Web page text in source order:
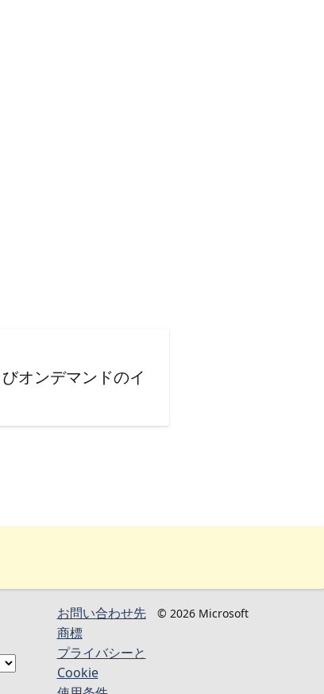
オンデマンドのイ
お問い合わせ先
商標
プライバシーと
Cookie
© 2026 Microsoft